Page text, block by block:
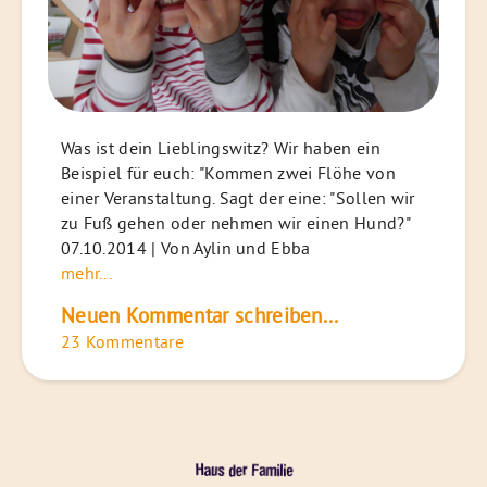
Was ist dein Lieblingswitz? Wir haben ein
Beispiel für euch: "Kommen zwei Flöhe von
einer Veranstaltung. Sagt der eine: "Sollen wir
zu Fuß gehen oder nehmen wir einen Hund?"
07.10.2014 | Von Aylin und Ebba
mehr...
Neuen Kommentar schreiben...
23 Kommentare